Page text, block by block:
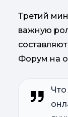
Третий
важную
Форум на